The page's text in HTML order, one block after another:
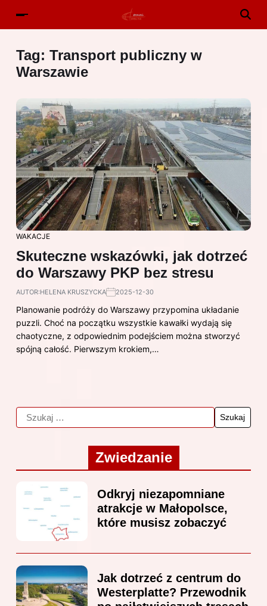
Tag: Transport publiczny w
Warszawie
WAKACJE
Skuteczne wskazówki, jak dotrzeć
do Warszawy PKP bez stresu
AUTOR:HELENA KRUSZYCKA 2025-12-30
Planowanie podróży do Warszawy przypomina układanie
puzzli. Choć na początku wszystkie kawałki wydają się
chaotyczne, z odpowiednim podejściem można stworzyć
spójną całość. Pierwszym krokiem,…
Zwiedzanie
Odkryj niezapomniane
atrakcje w Małopolsce,
które musisz zobaczyć
Jak dotrzeć z centrum do
Westerplatte? Przewodnik